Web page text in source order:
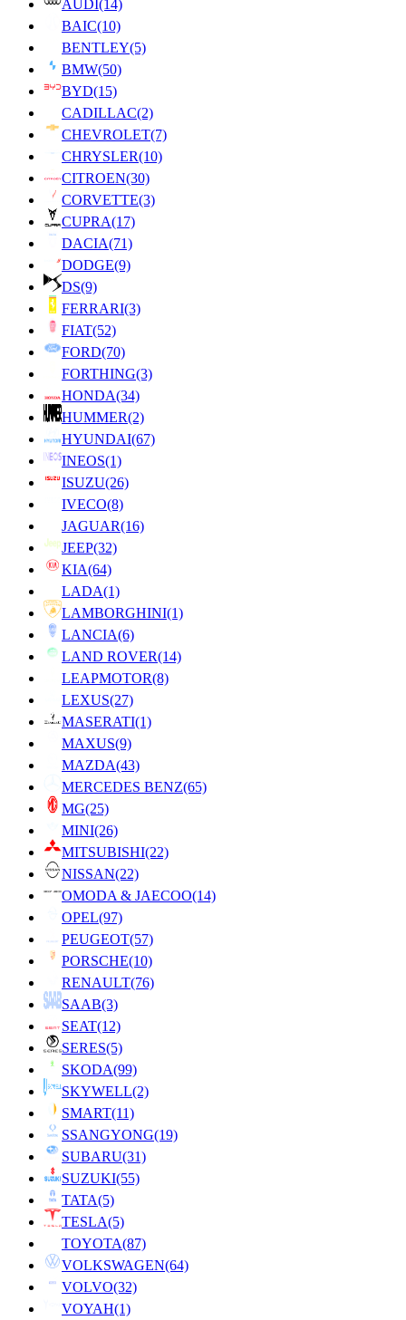
AUDI (14)
BAIC(10)
BENTLEY(5)
BMW(50)
BYD(15)
CADILLAC(2)
CHEVROLET(7)
CHRYSLER(10)
CITROEN(30)
CORVETTE(3)
CUPRA(17)
DACIA(71)
DODGE(9)
DS(9)
FERRARI(3)
FIAT(52)
FORD(70)
FORTHING(3)
HONDA(34)
HUMMER(2)
HYUNDAI(67)
INEOS(1)
ISUZU(26)
IVECO(8)
JAGUAR(16)
JEEP(32)
KIA(64)
LADA(1)
LAMBORGHINI(1)
LANCIA(6)
LAND ROVER(14)
LEAPMOTOR(8)
LEXUS(27)
MASERATI(1)
MAXUS(9)
MAZDA(43)
MERCEDES BENZ(65)
MG(25)
MINI(26)
MITSUBISHI(22)
NISSAN(22)
OMODA & JAECOO(14)
OPEL(97)
PEUGEOT(57)
PORSCHE(10)
RENAULT(76)
SAAB(3)
SEAT(12)
SERES(5)
SKODA(99)
SKYWELL(2)
SMART(11)
SSANGYONG(19)
SUBARU(31)
SUZUKI(55)
TATA(5)
TESLA(5)
TOYOTA(87)
VOLKSWAGEN(64)
VOLVO(32)
VOYAH(1)